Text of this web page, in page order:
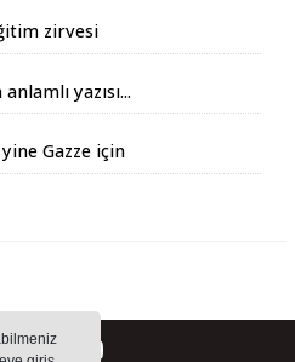
zirvesi
yazısı...
Gazze için